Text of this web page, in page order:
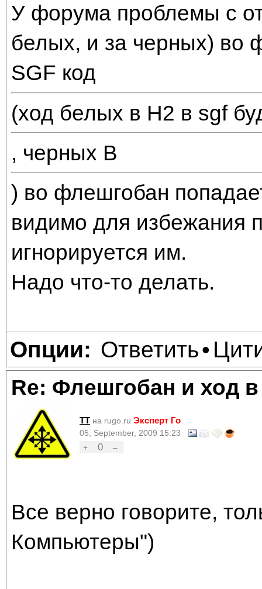
У форума проблемы с
белых, и за черных) во
SGF код
(ход белых в H2 в sgf
, черных B
) во флешгобан
видимо для избежания
игнорируется им.
Надо что-то делать.
Опции: Ответить•
Re: Флешгобан и ход в
TT на rugo.ru Эксперт Го
05, September, 2009 15:23
+
0 –
Все верно говорите,
Компьютеры")